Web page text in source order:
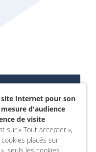
et
non
Internet pour son
d'audience
de visite
sur « Tout accepter »,
placés sur